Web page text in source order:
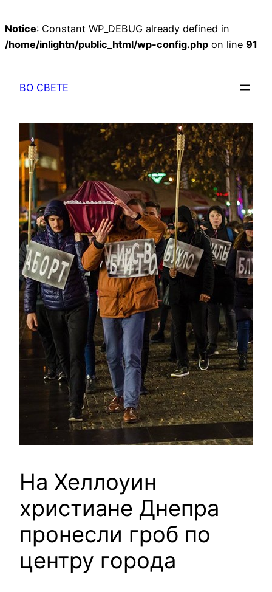
Notice: Constant WP_DEBUG already defined in
/home/inlightn/public_html/wp-config.php on line 91
содержимому
ВО СВЕТЕ
На Хеллоуин
христиане Днепра
пронесли гроб по
центру города